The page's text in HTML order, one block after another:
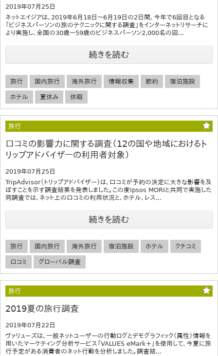
2019年07月25日
ネットエイジアは、2019年6月18日～6月19日の2日間、今年で6回目となる
「ビジネスパーソンの旅のテクニックに関する調査」をインターネットリサーチに
より実施し、全国の30歳～59歳のビジネスパーソン2,000名の回...
続きを読む
旅行 国内旅行 海外旅行 情報収集 節約 宿泊施設
ホテル 夏休み 休暇
旅行
口コミの影響力に関する調査（12の国や地域におけるト
リップアドバイザーの利用者対象）
2019年07月25日
TripAdvisor（トリップアドバイザー）は、口コミが予約の決定に大きな影響を及
ぼすことを示す調査結果を発表しました。この度Ipsos MORIと共同で実施した
同調査では、ネット上の口コミの利用状況と、ホテル、レス...
続きを読む
旅行 国内旅行 海外旅行 宿泊施設 ホテル クチコミ
口コミ グローバル調査
旅行
2019夏の旅行調査
2019年07月22日
ヴァリューズは、一般ネットユーザーの行動ログとデモグラフィック（属性）情報を
用いたマーケティング分析サービス「VALUES eMark+」を使用して、今夏に旅
行予定がある消費者のネット行動を分析しました。調査結...